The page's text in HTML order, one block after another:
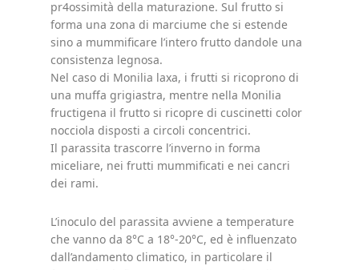
pr4ossimità della maturazione. Sul frutto si
forma una zona di marciume che si estende
sino a mummificare l’intero frutto dandole una
consistenza legnosa.
Nel caso di Monilia laxa, i frutti si ricoprono di
una muffa grigiastra, mentre nella Monilia
fructigena il frutto si ricopre di cuscinetti color
nocciola disposti a circoli concentrici.
Il parassita trascorre l’inverno in forma
miceliare, nei frutti mummificati e nei cancri
dei rami.
L’inoculo del parassita avviene a temperature
che vanno da 8°C a 18°-20°C, ed è influenzato
dall’andamento climatico, in particolare il